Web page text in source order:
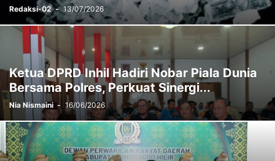
Redaksi-02 - 13/07/2026
Ketua DPRD Inhil Hadiri Nobar Piala Dunia
Bersama Polres, Perkuat Sinergi...
Nia Nismaini - 16/06/2026